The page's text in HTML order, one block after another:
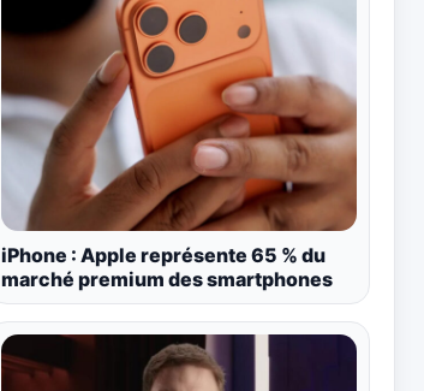
iPhone : Apple représente 65 % du
marché premium des smartphones